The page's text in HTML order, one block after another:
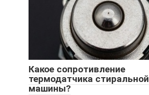
Какое сопротивление
термодатчика стиральной
машины?